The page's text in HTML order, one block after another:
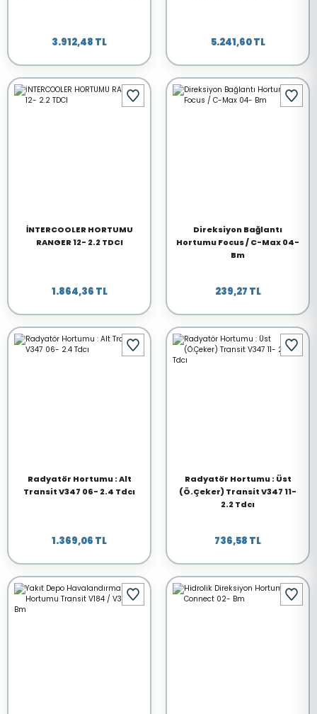
3.912,48 TL 5.241,60 TL
İNTERCOOLER HORTUMU
RANGER 12- 2.2 TDCI
1.864,36 TL
Direksiyon Bağlantı
Hortumu Focus / C-Max 04-
Bm
239,27 TL
Radyatör Hortumu : Alt
Transit V347 06- 2.4 Tdcı
1.369,06 TL
Radyatör Hortumu : Üst
(Ö.Çeker) Transit V347 11-
2.2 Tdcı
736,58 TL